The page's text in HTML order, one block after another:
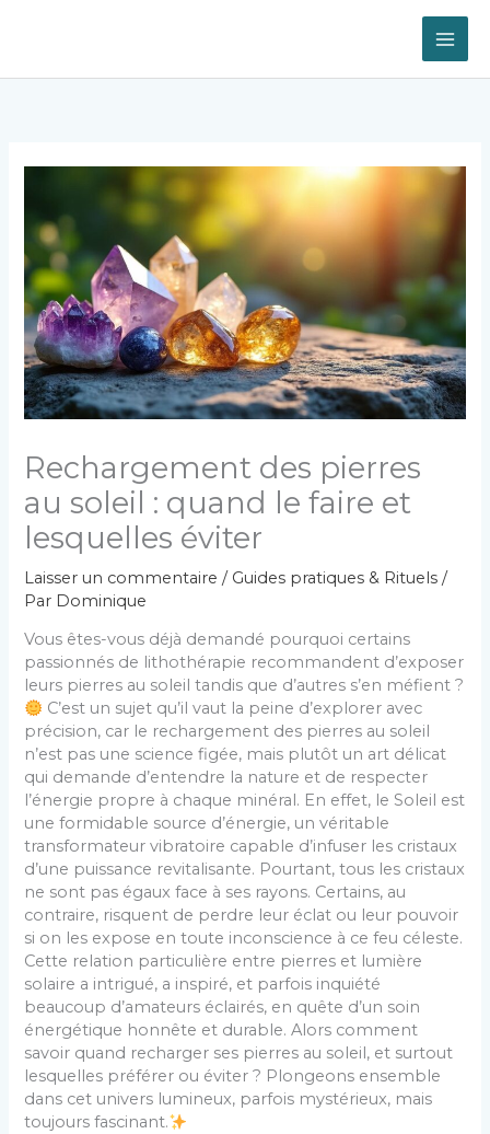
Rechargement des pierres
au soleil : quand le faire et
lesquelles éviter
Laisser un commentaire / Guides pratiques & Rituels /
Par Dominique
Vous êtes-vous déjà demandé pourquoi certains
passionnés de lithothérapie recommandent d’exposer
leurs pierres au soleil tandis que d’autres s’en méfient ?
C’est un sujet qu’il vaut la peine d’explorer avec
précision, car le rechargement des pierres au soleil
n’est pas une science figée, mais plutôt un art délicat
qui demande d’entendre la nature et de respecter
l’énergie propre à chaque minéral. En effet, le Soleil est
une formidable source d’énergie, un véritable
transformateur vibratoire capable d’infuser les cristaux
d’une puissance revitalisante. Pourtant, tous les cristaux
ne sont pas égaux face à ses rayons. Certains, au
contraire, risquent de perdre leur éclat ou leur pouvoir
si on les expose en toute inconscience à ce feu céleste.
Cette relation particulière entre pierres et lumière
solaire a intrigué, a inspiré, et parfois inquiété
beaucoup d’amateurs éclairés, en quête d’un soin
énergétique honnête et durable. Alors comment
savoir quand recharger ses pierres au soleil, et surtout
lesquelles préférer ou éviter ? Plongeons ensemble
dans cet univers lumineux, parfois mystérieux, mais
toujours fascinant.